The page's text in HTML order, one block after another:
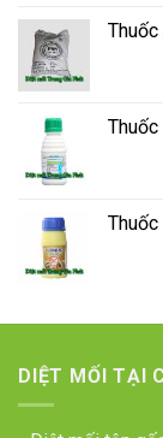
Thuốc
DIỆT MỐI TẠI